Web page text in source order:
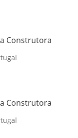
Construtora
Construtora